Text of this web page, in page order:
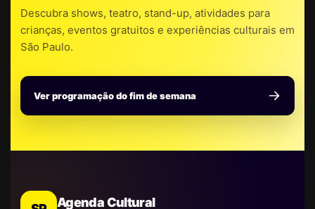
Descubra shows, teatro, stand-up, atividades para
crianças, eventos gratuitos e experiências culturais em
São Paulo.
Ver programação do fim de semana
Agenda Cultural